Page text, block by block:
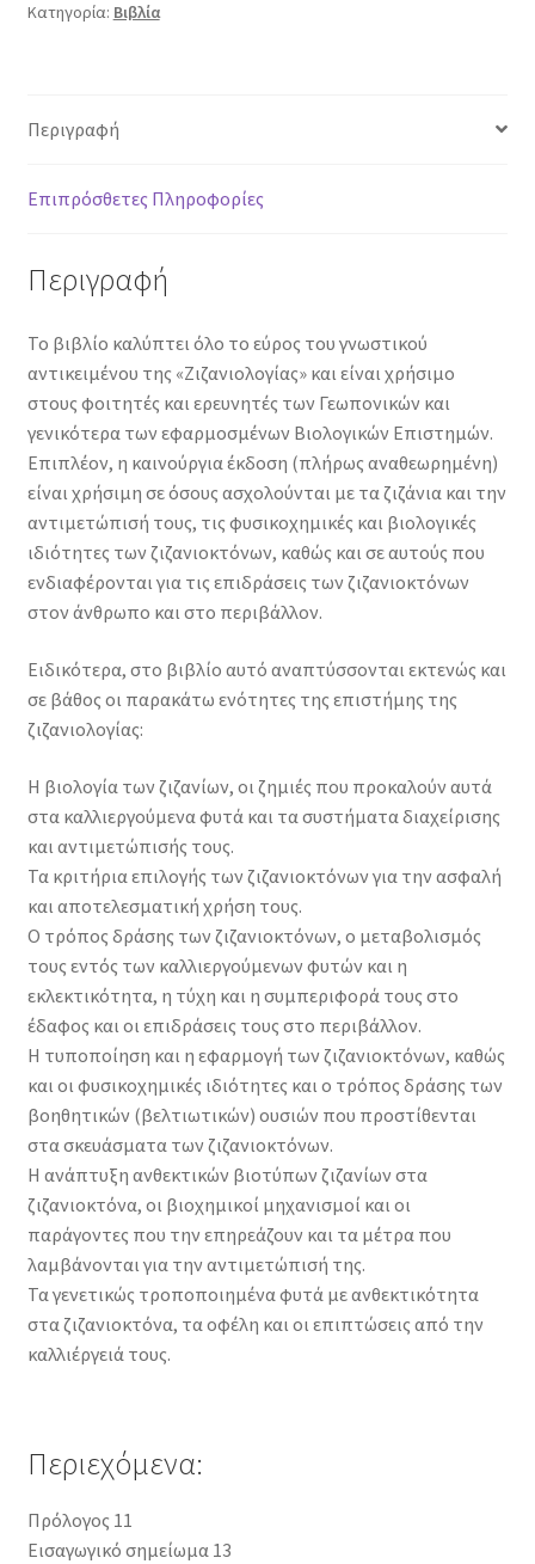
Κατηγορία: Βιβλία
Περιγραφή
Επιπρόσθετες Πληροφορίες
Περιγραφή
Το βιβλίο καλύπτει όλο το εύρος του γνωστικού
αντικειμένου της «Ζιζανιολογίας» και είναι χρήσιμο
στους φοιτητές και ερευνητές των Γεωπονικών και
γενικότερα των εφαρμοσμένων Βιολογικών Επιστημών.
Επιπλέον, η καινούργια έκδοση (πλήρως αναθεωρημένη)
είναι χρήσιμη σε όσους ασχολούνται με τα ζιζάνια και την
αντιμετώπισή τους, τις φυσικοχημικές και βιολογικές
ιδιότητες των ζιζανιοκτόνων, καθώς και σε αυτούς που
ενδιαφέρονται για τις επιδράσεις των ζιζανιοκτόνων
στον άνθρωπο και στο περιβάλλον.
Ειδικότερα, στο βιβλίο αυτό αναπτύσσονται εκτενώς και
σε βάθος οι παρακάτω ενότητες της επιστήμης της
ζιζανιολογίας:
Η βιολογία των ζιζανίων, οι ζημιές που προκαλούν αυτά
στα καλλιεργούμενα φυτά και τα συστήματα διαχείρισης
και αντιμετώπισής τους.
Τα κριτήρια επιλογής των ζιζανιοκτόνων για την ασφαλή
και αποτελεσματική χρήση τους.
Ο τρόπος δράσης των ζιζανιοκτόνων, ο μεταβολισμός
τους εντός των καλλιεργούμενων φυτών και η
εκλεκτικότητα, η τύχη και η συμπεριφορά τους στο
έδαφος και οι επιδράσεις τους στο περιβάλλον.
Η τυποποίηση και η εφαρμογή των ζιζανιοκτόνων, καθώς
και οι φυσικοχημικές ιδιότητες και ο τρόπος δράσης των
βοηθητικών (βελτιωτικών) ουσιών που προστίθενται
στα σκευάσματα των ζιζανιοκτόνων.
Η ανάπτυξη ανθεκτικών βιοτύπων ζιζανίων στα
ζιζανιοκτόνα, οι βιοχημικοί μηχανισμοί και οι
παράγοντες που την επηρεάζουν και τα μέτρα που
λαμβάνονται για την αντιμετώπισή της.
Τα γενετικώς τροποποιημένα φυτά με ανθεκτικότητα
στα ζιζανιοκτόνα, τα οφέλη και οι επιπτώσεις από την
καλλιέργειά τους.
Περιεχόμενα:
Πρόλογος 11
Εισαγωγικό σημείωμα 13